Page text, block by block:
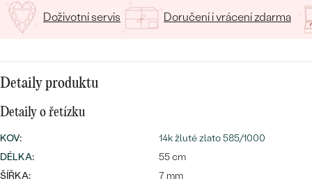
Nejprodávanější
snubní prsteny
PROHLÉDNOUT
DRAHOKAM
DLE MATERIÁLU
ZLATO
PLATINA
STŘÍBRO
S DRAHOKAMY
S LAB-GROWN DIAMANTY
S PERLAMI
PERSONALIZOVANÉ
CENOVĚ DOSTUPNÉ
LUXUSNÍ
CENOVĚ DOSTUPNÉ
LUXUSNÍ
Doživotní servis Doručení i vrácení zdarma
Detaily produktu
Detaily o řetízku
KOV:
14k žluté zlato 585/1000
DÉLKA:
55 cm
ŠÍŘKA:
7 mm